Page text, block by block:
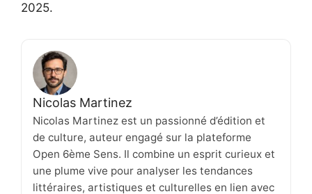
2025.
Nicolas Martinez
Nicolas Martinez est un passionné d’édition et
de culture, auteur engagé sur la plateforme
Open 6ème Sens. Il combine un esprit curieux et
une plume vive pour analyser les tendances
littéraires, artistiques et culturelles en lien avec